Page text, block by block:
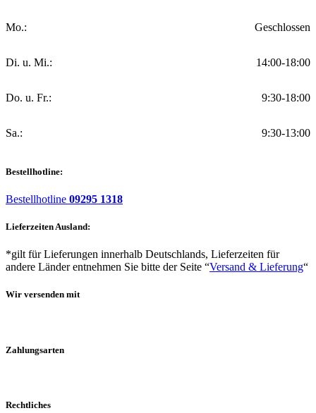
Mo.: Geschlossen
Di. u. Mi.: 14:00-18:00
Do. u. Fr.: 9:30-18:00
Sa.: 9:30-13:00
Bestellhotline:
Bestellhotline 09295 1318
Lieferzeiten Ausland:
*gilt für Lieferungen innerhalb Deutschlands, Lieferzeiten für
andere Länder entnehmen Sie bitte der Seite “Versand & Lieferung“
Wir versenden mit
Zahlungsarten
Rechtliches